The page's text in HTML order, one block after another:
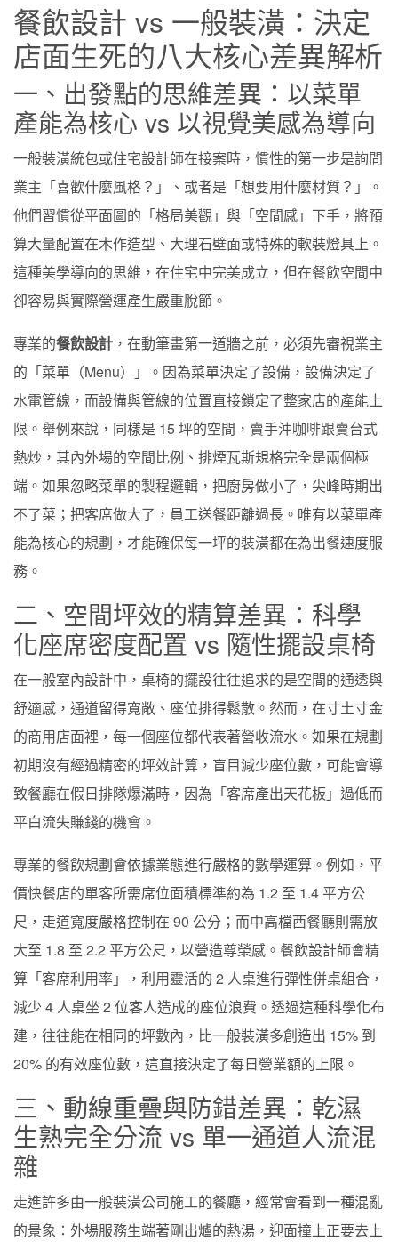
餐飲設計 vs 一般裝潢：決定
店面生死的八大核心差異解析
一、出發點的思維差異：以菜單
產能為核心 vs 以視覺美感為導向
一般裝潢統包或住宅設計師在接案時，慣性的第一步是詢問
業主「喜歡什麼風格？」、或者是「想要用什麼材質？」。
他們習慣從平面圖的「格局美觀」與「空間感」下手，將預
算大量配置在木作造型、大理石壁面或特殊的軟裝燈具上。
這種美學導向的思維，在住宅中完美成立，但在餐飲空間中
卻容易與實際營運產生嚴重脫節。
專業的餐飲設計 ，在動筆畫第一道牆之前，必須先審視業主
的「菜單（Menu）」。因為菜單決定了設備，設備決定了
水電管線，而設備與管線的位置直接鎖定了整家店的產能上
限。舉例來說，同樣是 15 坪的空間，賣手沖咖啡跟賣台式
熱炒，其內外場的空間比例、排煙瓦斯規格完全是兩個極
端。如果忽略菜單的製程邏輯，把廚房做小了，尖峰時期出
不了菜；把客席做大了，員工送餐距離過長。唯有以菜單產
能為核心的規劃，才能確保每一坪的裝潢都在為出餐速度服
務。
二、空間坪效的精算差異：科學
化座席密度配置 vs 隨性擺設桌椅
在一般室內設計中，桌椅的擺設往往追求的是空間的通透與
舒適感，通道留得寬敞、座位排得鬆散。然而，在寸土寸金
的商用店面裡，每一個座位都代表著營收流水。如果在規劃
初期沒有經過精密的坪效計算，盲目減少座位數，可能會導
致餐廳在假日排隊爆滿時，因為「客席產出天花板」過低而
平白流失賺錢的機會。
專業的餐飲規劃會依據業態進行嚴格的數學運算。例如，平
價快餐店的單客所需席位面積標準約為 1.2 至 1.4 平方公
尺，走道寬度嚴格控制在 90 公分；而中高檔西餐廳則需放
大至 1.8 至 2.2 平方公尺，以營造尊榮感。餐飲設計師會精
算「客席利用率」，利用靈活的 2 人桌進行彈性併桌組合，
減少 4 人桌坐 2 位客人造成的座位浪費。透過這種科學化布
建，往往能在相同的坪數內，比一般裝潢多創造出 15% 到
20% 的有效座位數，這直接決定了每日營業額的上限。
三、動線重疊與防錯差異：乾濕
生熟完全分流 vs 單一通道人流混
雜
走進許多由一般裝潢公司施工的餐廳，經常會看到一種混亂
的景象：外場服務生端著剛出爐的熱湯，迎面撞上正要去上